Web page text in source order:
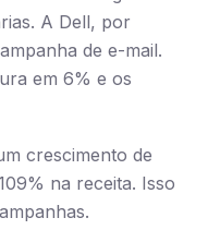
A Dell, por
de e-mail.
em 6% e os
crescimento de
na receita. Isso